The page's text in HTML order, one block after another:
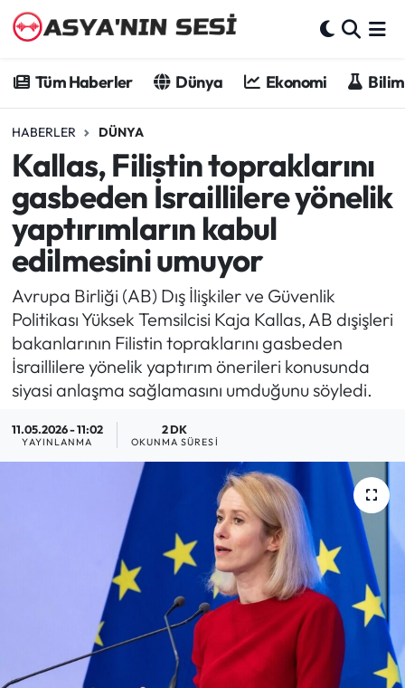
Tüm Haberler Dünya Ekonomi
HABERLER DÜNYA
Kallas, Filistin topraklarını
gasbeden İsraillilere yönelik
yaptırımların kabul
edilmesini umuyor
Avrupa Birliği (AB) Dış İlişkiler ve Güvenlik
Politikası Yüksek Temsilcisi Kaja Kallas, AB dışişleri
bakanlarının Filistin topraklarını gasbeden
İsraillilere yönelik yaptırım önerileri konusunda
siyasi anlaşma sağlamasını umduğunu söyledi.
11.05.2026 - 11:02
YAYINLANMA
2 DK
OKUNMA SÜRESI
Dünya
Ekonomi
Bilim - Teknoloji
Kültür - Sanat
Spor
Asya-Pasifik
Yazarlar